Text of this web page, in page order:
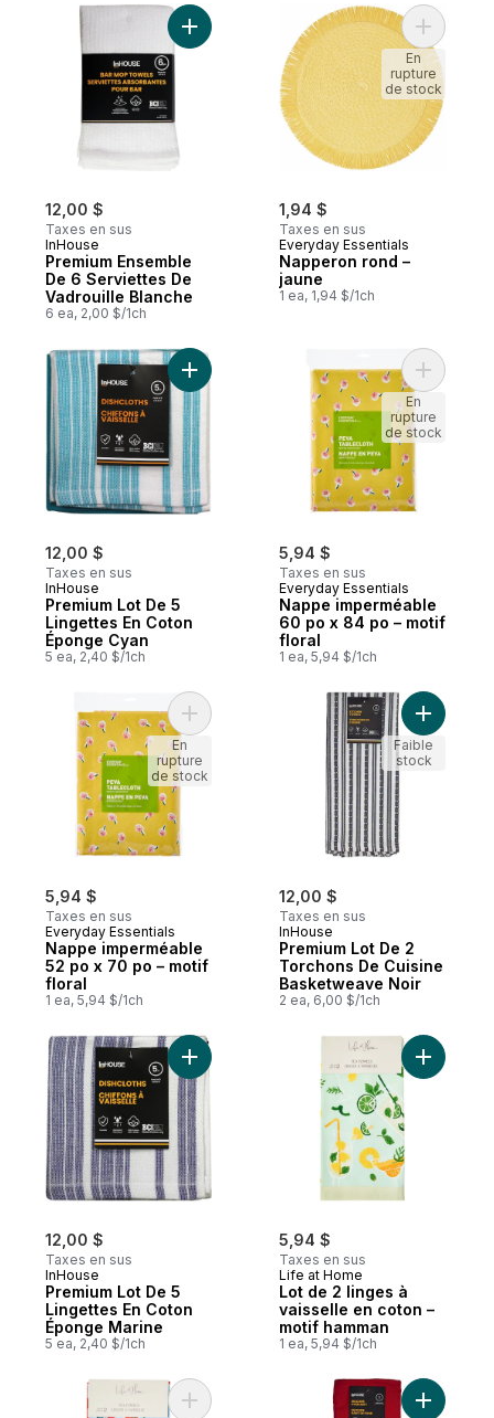
12,00 $
Taxes en sus
InHouse
Premium Ensemble
De 6 Serviettes De
Vadrouille Blanche
6 ea, 2,00 $/1ch
Ajouter Premium Ensemble De 6
1,94 $
Taxes en sus
Everyday Essentials
Napperon rond –
jaune
1 ea, 1,94 $/1ch
Ajouter
En
rupture
de stock
12,00 $
Taxes en sus
InHouse
Premium Lot De 5
Lingettes En Coton
Éponge Cyan
5 ea, 2,40 $/1ch
Ajouter Premium Lot De 5 Lingettes En
5,94 $
Taxes en sus
Everyday Essentials
Nappe imperméable
60 po x 84 po – motif
floral
1 ea, 5,94 $/1ch
Ajouter
En
rupture
de stock
5,94 $
Taxes en sus
Everyday Essentials
Nappe imperméable
52 po x 70 po – motif
floral
1 ea, 5,94 $/1ch
Ajouter Nappe imperméable 52 po x 70
En
rupture
de stock
12,00 $
Taxes en sus
InHouse
Premium Lot De 2
Torchons De Cuisine
Basketweave Noir
2 ea, 6,00 $/1ch
Ajouter
Faible
stock
12,00 $
Taxes en sus
InHouse
Premium Lot De 5
Lingettes En Coton
Éponge Marine
5 ea, 2,40 $/1ch
Ajouter Premium Lot De 5 Lingettes En
5,94 $
Taxes en sus
Life at Home
Lot de 2 linges à
vaisselle en coton –
motif hamman
1 ea, 5,94 $/1ch
Ajouter
Ajouter Lot de 2 linges à vaisselle en
Ajouter